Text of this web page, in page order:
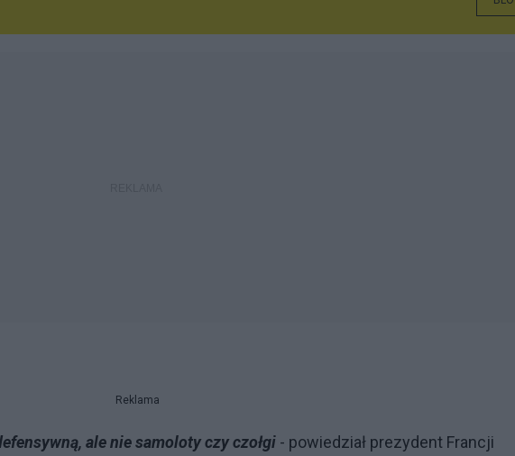
Reklama
ale nie samoloty czy czołgi - powiedział prezydent Francji